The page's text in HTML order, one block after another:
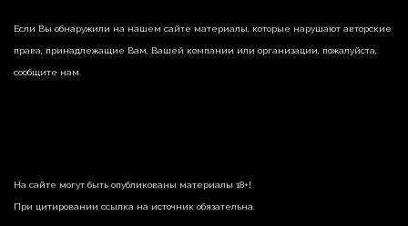
Если Вы обнаружили на нашем сайте материалы, которые нарушают авторские
права, принадлежащие Вам, Вашей компании или организации, пожалуйста,
сообщите нам.
На сайте могут быть опубликованы материалы 18+!
При цитировании ссылка на источник обязательна.